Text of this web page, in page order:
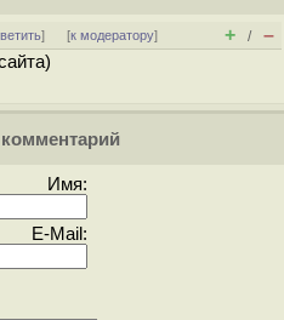
] [к модератору] + / –
Имя:
E-Mail: